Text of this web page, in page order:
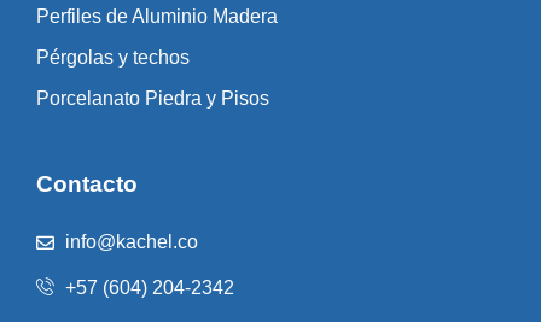
Perfiles de Aluminio Madera
Pérgolas y techos
Porcelanato Piedra y Pisos
Contacto
info@kachel.co
+57 (604) 204-2342